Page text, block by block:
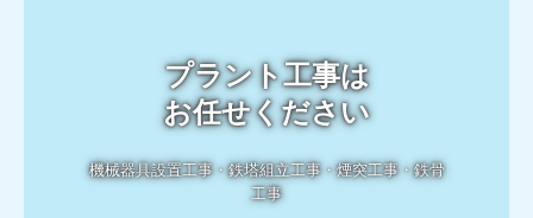
プラント工事は
お任せください
機械器具設置工事・鉄塔組立工事・煙突工事・鉄骨
工事